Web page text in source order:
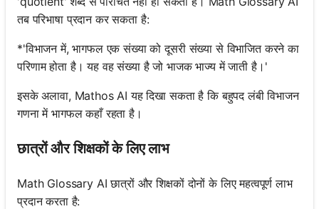
तब परिभाषा प्रदान कर सकता है:
*'विभाजन में, भागफल एक संख्या को दूसरी संख्या से विभाजित करने का
परिणाम होता है। यह वह संख्या है जो भाजक भाज्य में जाती है।'
इसके अलावा, Mathos AI यह दिखा सकता है कि बहुपद लंबी विभाजन
गणना में भागफल कहाँ रहता है।
छात्रों और शिक्षकों के लिए लाभ
Math Glossary AI छात्रों और शिक्षकों दोनों के लिए महत्वपूर्ण लाभ
प्रदान करता है: